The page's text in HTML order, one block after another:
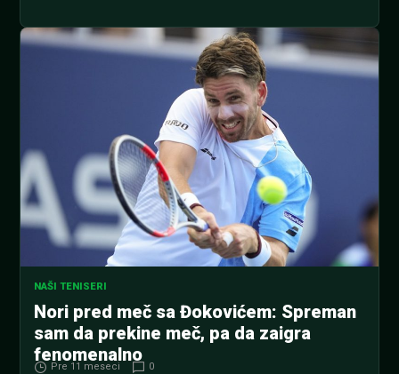
NAŠI TENISERI
Nori pred meč sa Đokovićem: Spreman
sam da prekine meč, pa da zaigra
fenomenalno
Pre 11 meseci 0